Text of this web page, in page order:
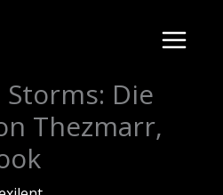
Die
Thezmarr,